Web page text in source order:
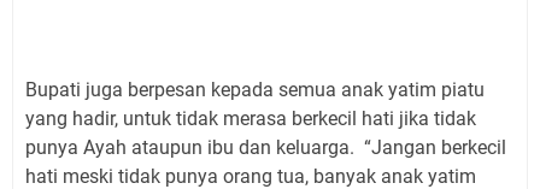
Bupati juga berpesan kepada semua anak yatim piatu
yang hadir, untuk tidak merasa berkecil hati jika tidak
punya Ayah ataupun ibu dan keluarga. “Jangan berkecil
hati meski tidak punya orang tua, banyak anak yatim